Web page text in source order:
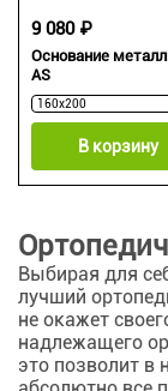
Основание
AS
9 080 ₽
В корзину
Выбирая для
лучший
не окажет
надлежащего
это позволит в